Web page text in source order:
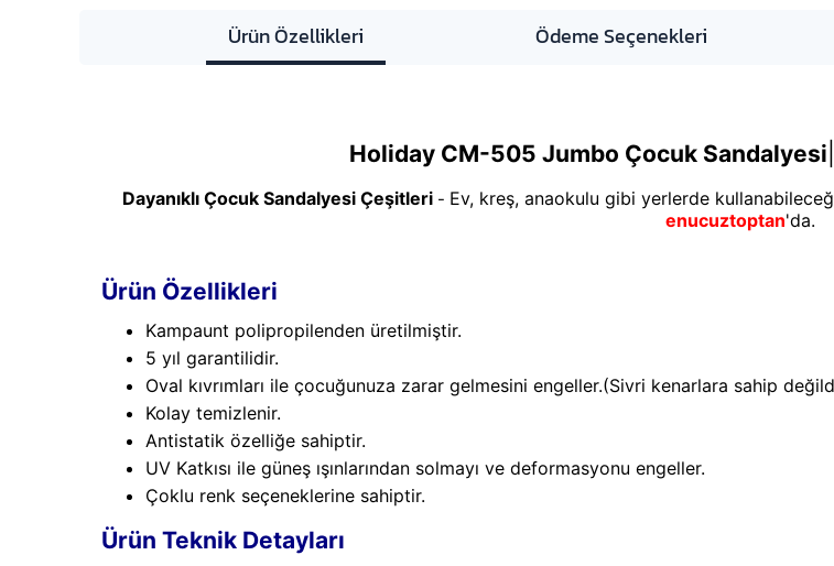
Ürün Özellikleri Ödeme Seçenekleri
Holiday CM-505 Jumbo Çocuk Sandalyesi
Dayanıklı Çocuk Sandalyesi Çeşitleri- Ev, kreş, anaokulu gibi yerlerde
enucuztoptan'da.
Ürün Özellikleri
Kampaunt polipropilenden üretilmiştir.
5 yıl garantilidir.
Oval kıvrımları ile çocuğunuza zarar gelmesini engeller.(Sivri kenarlara sahip
Kolay temizlenir.
Antistatik özelliğe sahiptir.
UV Katkısı ile güneş ışınlarından solmayı ve deformasyonu engeller.
Çoklu renk seçeneklerine sahiptir.
Ürün Teknik Detayları